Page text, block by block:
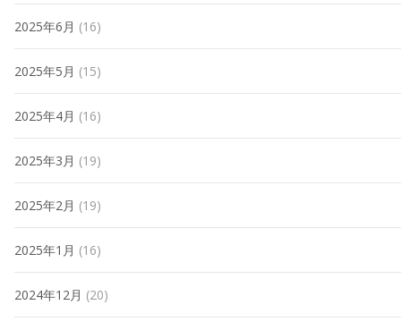
2025年6月 (16)
2025年5月 (15)
2025年4月 (16)
2025年3月 (19)
2025年2月 (19)
2025年1月 (16)
2024年12月 (20)